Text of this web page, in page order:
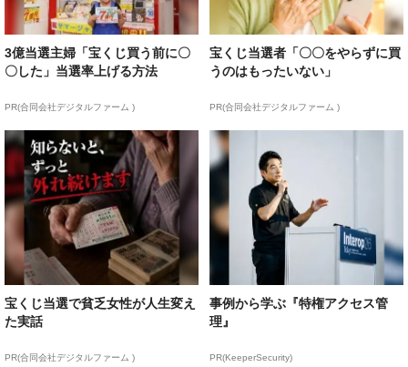
3億当選主婦「宝くじ買う前に〇
〇した」当選率上げる方法
PR(合同会社デジタルファーム )
宝くじ当選者「〇〇をやらずに買
うのはもったいない」
PR(合同会社デジタルファーム )
宝くじ当選で貧乏女性が人生変え
た実話
PR(合同会社デジタルファーム )
事例から学ぶ『特権アクセス管
理』
PR(KeeperSecurity)